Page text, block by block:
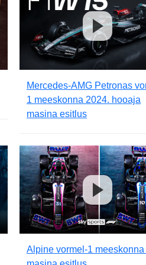
Mercedes-AMG Petronas
1 meeskonna 2024. hooaja
masina esitlus
Alpine vormel-1 meeskonna